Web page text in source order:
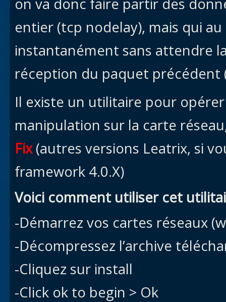
on va donc faire partir des
entier (tcp nodelay), mais qui
instantanément sans attendre
réception du paquet précédent
Il existe un utilitaire pour
manipulation sur la carte
Fix (autres versions Leatrix, si
framework 4.0.X)
Voici comment utiliser cet
-Démarrez vos cartes réseaux
-Décompressez l’archive
-Cliquez sur install
-Click ok to begin > Ok